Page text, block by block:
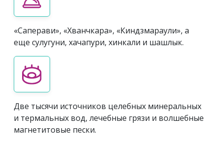
«Саперави», «Хванчкара», «Киндзмараули», а
еще сулугуни, хачапури, хинкали и шашлык.
Две тысячи источников целебных минеральных
и термальных вод, лечебные грязи и волшебные
магнетитовые пески.